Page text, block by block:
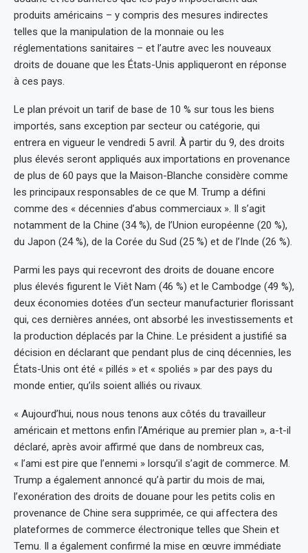
produits américains – y compris des mesures indirectes
telles que la manipulation de la monnaie ou les
réglementations sanitaires – et l’autre avec les nouveaux
droits de douane que les États-Unis appliqueront en réponse
à ces pays.
Le plan prévoit un tarif de base de 10 % sur tous les biens
importés, sans exception par secteur ou catégorie, qui
entrera en vigueur le vendredi 5 avril. À partir du 9, des droits
plus élevés seront appliqués aux importations en provenance
de plus de 60 pays que la Maison-Blanche considère comme
les principaux responsables de ce que M. Trump a défini
comme des « décennies d’abus commerciaux ». Il s’agit
notamment de la Chine (34 %), de l’Union européenne (20 %),
du Japon (24 %), de la Corée du Sud (25 %) et de l’Inde (26 %).
Parmi les pays qui recevront des droits de douane encore
plus élevés figurent le Viêt Nam (46 %) et le Cambodge (49 %),
deux économies dotées d’un secteur manufacturier florissant
qui, ces dernières années, ont absorbé les investissements et
la production déplacés par la Chine. Le président a justifié sa
décision en déclarant que pendant plus de cinq décennies, les
États-Unis ont été « pillés » et « spoliés » par des pays du
monde entier, qu’ils soient alliés ou rivaux.
« Aujourd’hui, nous nous tenons aux côtés du travailleur
américain et mettons enfin l’Amérique au premier plan », a-t-il
déclaré, après avoir affirmé que dans de nombreux cas,
« l’ami est pire que l’ennemi » lorsqu’il s’agit de commerce. M.
Trump a également annoncé qu’à partir du mois de mai,
l’exonération des droits de douane pour les petits colis en
provenance de Chine sera supprimée, ce qui affectera des
plateformes de commerce électronique telles que Shein et
Temu. Il a également confirmé la mise en œuvre immédiate